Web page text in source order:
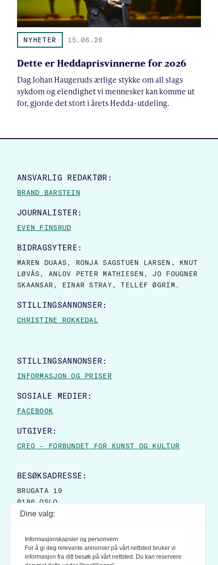
NYHETER 15.06.26
Dette er Heddaprisvinnerne for 2026
Dag Johan Haugeruds ærlige stykke om all slags
sykdom og elendighet vi mennesker kan komme ut
for, gjorde det stort i årets Hedda-utdeling.
SITE FOOTER
ANSVARLIG REDAKTØR:
BRAND BARSTEIN
JOURNALISTER:
EVEN FINSRUD
BIDRAGSYTERE:
MAREN DUAAS, RONJA SAGSTUEN LARSEN, KNUT
LØVÅS, ANLOV PETER MATHIESEN, JO FOUGNER
SKAANSAR, EINAR STRAY, TELLEF ØGRIM.
STILLINGSANNONSER:
CHRISTINE ROKKEDAL
STILLINGSANNONSER:
INFORMASJON OG PRISER
SOSIALE MEDIER:
FACEBOOK
UTGIVER:
CREO – FORBUNDET FOR KUNST OG KULTUR
BESØKSADRESSE:
BRUGATA 19
0186 OSLO
POSTBOKS 9007 GRØNLAND
0133 OSLO
Dine valg:
Informasjonskapsler og personvern
For å gi deg relevante annonser på vårt nettsted bruker vi
informasjon fra ditt besøk på vårt nettsted. Du kan reservere